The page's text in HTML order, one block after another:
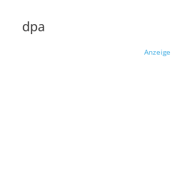
dpa
Anzeige